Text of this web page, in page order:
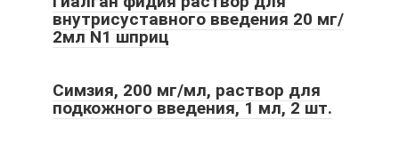
внутрисуставного введения 20 мг/
2мл N1 шприц
Симзия, 200 мг/мл, раствор для
подкожного введения, 1 мл, 2 шт.